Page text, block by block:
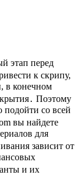
этап перед
к скрипу,
в конечном
Поэтому
подойти со всей
вы найдете
для
зависит от
и их